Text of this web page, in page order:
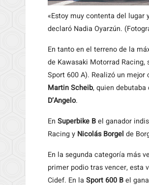
«Estoy muy contenta del lugar
declaró Nadia Oyarzún.
En tanto en el terreno de la
de Kawasaki Motorrad
Sport 600 A). Realizó un
Martin Scheib, quien
D’Angelo.
En Superbike Bel ganador
Racing y Nicolás Borgel de
En la segunda categoría más
primer podio tras vencer, esta
Cidef. En la Sport 600 Bel